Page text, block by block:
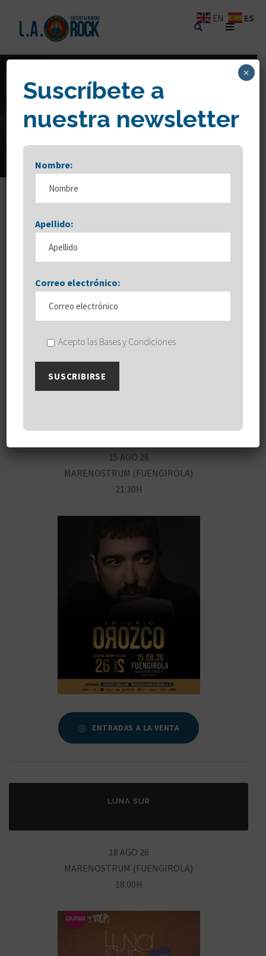
VENTA DE
ENTRADAS
15 AGO 26
MARENOSTRUM (FUENGIROLA)
21:30H
ENTRADAS A LA VENTA
LUNA SUR
18 AGO 26
MARENOSTRUM (FUENGIROLA)
18:00H
EN ES
Suscríbete a
nuestra newsletter
Nombre:
Apellido:
Correo electrónico:
Acepto las Bases y Condiciones
×